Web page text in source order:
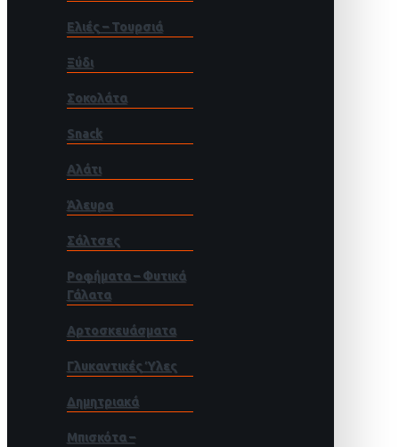
Ελιές – Τουρσιά
Ξύδι
Σοκολάτα
Snack
Αλάτι
Άλευρα
Σάλτσες
Ροφήματα – Φυτικά
Γάλατα
Αρτοσκευάσματα
Γλυκαντικές Ύλες
Δημητριακά
Μπισκότα –